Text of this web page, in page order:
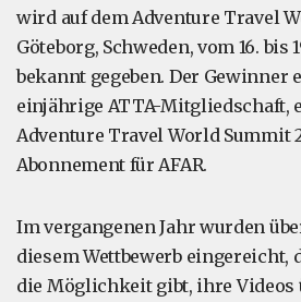
wird auf dem Adventure Travel
Göteborg, Schweden, vom 16. bis
bekannt gegeben. Der Gewinner
einjährige ATTA-Mitgliedschaft,
Adventure Travel World Summit
Abonnement für AFAR.
Im vergangenen Jahr wurden
diesem Wettbewerb eingereicht,
die Möglichkeit gibt, ihre Videos